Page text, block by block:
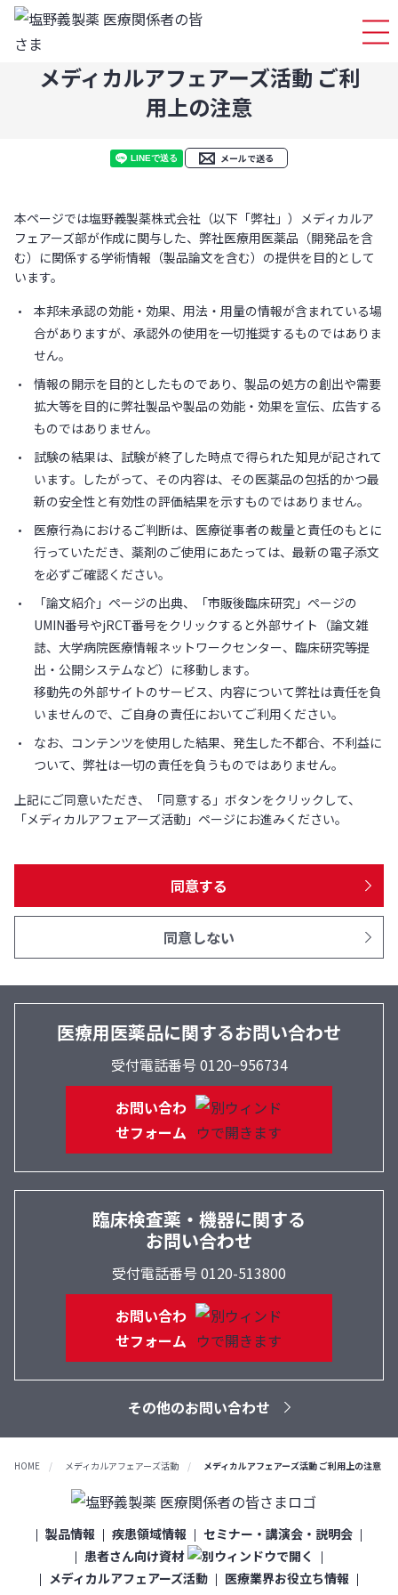
ログ
メディカルアフェアーズ活動 ご利
用上の注意
メールで送る
本ページでは塩野義製薬株式会社（以下「弊社」）メディカルア
フェアーズ部が作成に関与した、弊社医療用医薬品（開発品を含
む）に関係する学術情報（製品論文を含む）の提供を目的として
います。
本邦未承認の効能・効果、用法・用量の情報が含まれている場
合がありますが、承認外の使用を一切推奨するものではありま
せん。
情報の開示を目的としたものであり、製品の処方の創出や需要
拡大等を目的に弊社製品や製品の効能・効果を宣伝、広告する
ものではありません。
試験の結果は、試験が終了した時点で得られた知見が記されて
います。したがって、その内容は、その医薬品の包括的かつ最
新の安全性と有効性の評価結果を示すものではありません。
医療行為におけるご判断は、医療従事者の裁量と責任のもとに
行っていただき、薬剤のご使用にあたっては、最新の電子添文
を必ずご確認ください。
「論文紹介」ページの出典、「市販後臨床研究」ページの
UMIN番号やjRCT番号をクリックすると外部サイト（論文雑
誌、大学病院医療情報ネットワークセンター、臨床研究等提
出・公開システムなど）に移動します。
移動先の外部サイトのサービス、内容について弊社は責任を負
いませんので、ご自身の責任においてご利用ください。
なお、コンテンツを使用した結果、発生した不都合、不利益に
ついて、弊社は一切の責任を負うものではありません。
上記にご同意いただき、「同意する」ボタンをクリックして、
「メディカルアフェアーズ活動」ページにお進みください。
同意する
同意しない
医療用医薬品に関するお問い合わせ
受付電話番号 0120−956734
お問い合わ
せフォーム
臨床検査薬・機器に関する
お問い合わせ
受付電話番号 0120-513800
お問い合わ
せフォーム
その他のお問い合わせ
HOME メディカルアフェアーズ活動 メディカルアフェアーズ活動 ご利用上の注意
製品情報 疾患領域情報
セミナー・講演会・説明会
患者さん向け資材
メディカルアフェアーズ活動
医療業界お役立ち情報